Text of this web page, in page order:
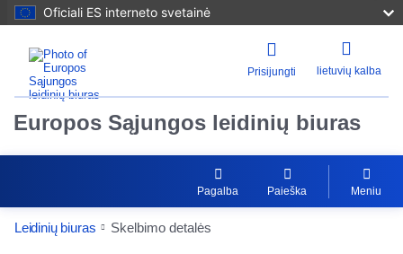
Oficiali ES interneto svetainė
Prisijungti lietuvių kalba
Europos Sąjungos leidinių biuras
Pagalba Paieška Meniu
Leidinių biuras Skelbimo detalės